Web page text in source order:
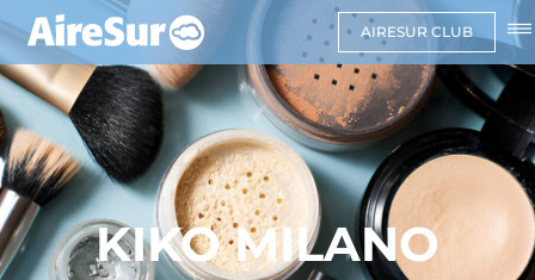
AIRESUR CLUB
KIKO MILANO